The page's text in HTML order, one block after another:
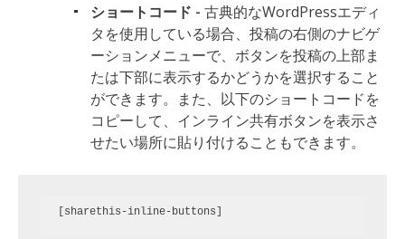
ショートコード - 古典的なWordPressエディ
タを使用している場合、投稿の右側のナビゲ
ーションメニューで、ボタンを投稿の上部ま
たは下部に表示するかどうかを選択すること
ができます。また、以下のショートコードを
コピーして、インライン共有ボタンを表示さ
せたい場所に貼り付けることもできます。
[sharethis-inline-buttons]